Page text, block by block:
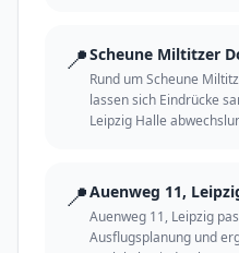
📍Scheune Miltitzer
Rund um Scheune
lassen sich Eindrücke
Leipzig Halle
📍Auenweg 11,
Auenweg 11, Leipzig
Ausflugsplanung und